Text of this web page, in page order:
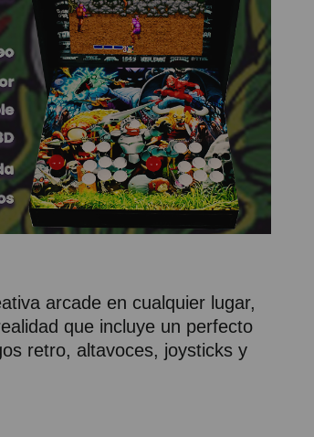
arcade en cualquier lugar,
que incluye un perfecto
retro, altavoces, joysticks y